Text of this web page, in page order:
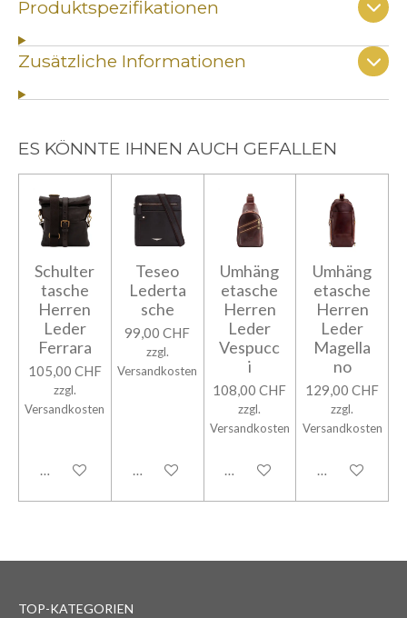
Produktspezifikationen
Zusätzliche Informationen
ES KÖNNTE IHNEN AUCH GEFALLEN
Schulter
tasche
Herren
Leder
Ferrara
105,00 CHF
zzgl.
Versandkosten
In den Warenkorb
Teseo
Lederta
sche
99,00 CHF
zzgl.
Versandkosten
In den Warenkorb
Umhäng
etasche
Herren
Leder
Vespucc
i
108,00 CHF
zzgl.
Versandkosten
In den Warenkorb
Umhäng
etasche
Herren
Leder
Magella
no
129,00 CHF
zzgl.
Versandkosten
In den
TOP-KATEGORIEN